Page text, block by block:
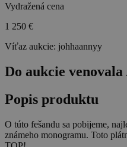
Vydražená cena
1 250 €
Víťaz aukcie: johhaannyy
Do aukcie
Popis produktu
O túto fešandu sa pobijeme,
známeho monogramu. Toto